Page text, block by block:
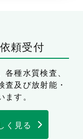
頼受付
各種水質検査、
及び放射能・
す。
く見る